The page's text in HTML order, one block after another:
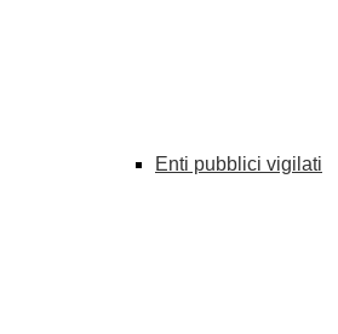
Enti pubblici vigilati